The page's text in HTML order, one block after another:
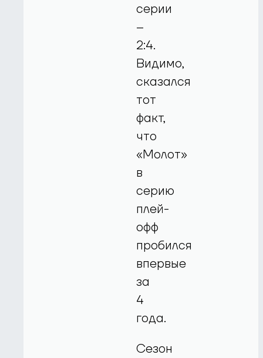
серии
–
2:4.
Видимо,
сказался
тот
факт,
что
«Молот»
в
серию
плей-
офф
пробился
впервые
за
4
года.
Сезон